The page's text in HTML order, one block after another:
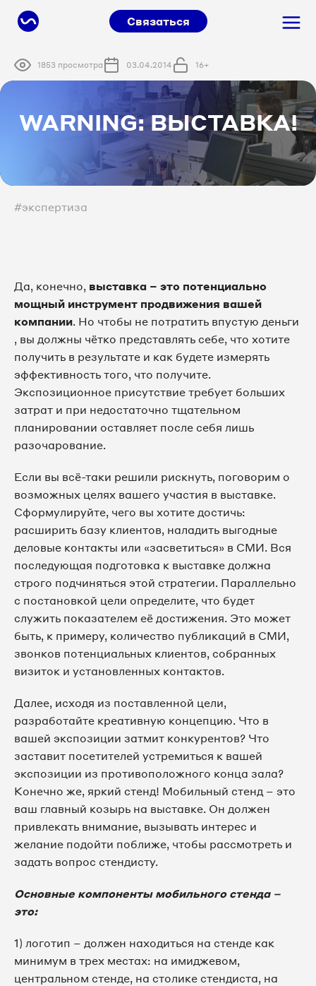
Связаться
1853 просмотра 03.04.2014 16+
WARNING: ВЫСТАВКА!
#экспертиза
Да, конечно, выставка – это потенциально
мощный инструмент продвижения вашей
компании. Но чтобы не потратить впустую деньги
, вы должны чётко представлять себе, что хотите
получить в результате и как будете измерять
эффективность того, что получите.
Экспозиционное присутствие требует больших
затрат и при недостаточно тщательном
планировании оставляет после себя лишь
разочарование.
Если вы всё-таки решили рискнуть, поговорим о
возможных целях вашего участия в выставке.
Сформулируйте, чего вы хотите достичь:
расширить базу клиентов, наладить выгодные
деловые контакты или «засветиться» в СМИ. Вся
последующая подготовка к выставке должна
строго подчиняться этой стратегии. Параллельно
с постановкой цели определите, что будет
служить показателем её достижения. Это может
быть, к примеру, количество публикаций в СМИ,
звонков потенциальных клиентов, собранных
визиток и установленных контактов.
Далее, исходя из поставленной цели,
разработайте креативную концепцию. Что в
вашей экспозиции затмит конкурентов? Что
заставит посетителей устремиться к вашей
экспозиции из противоположного конца зала?
Конечно же, яркий стенд! Мобильный стенд – это
ваш главный козырь на выставке. Он должен
привлекать внимание, вызывать интерес и
желание подойти поближе, чтобы рассмотреть и
задать вопрос стендисту.
Основные компоненты мобильного стенда –
это:
1) логотип – должен находиться на стенде как
минимум в трех местах: на имиджевом,
центральном стенде, на столике стендиста, на